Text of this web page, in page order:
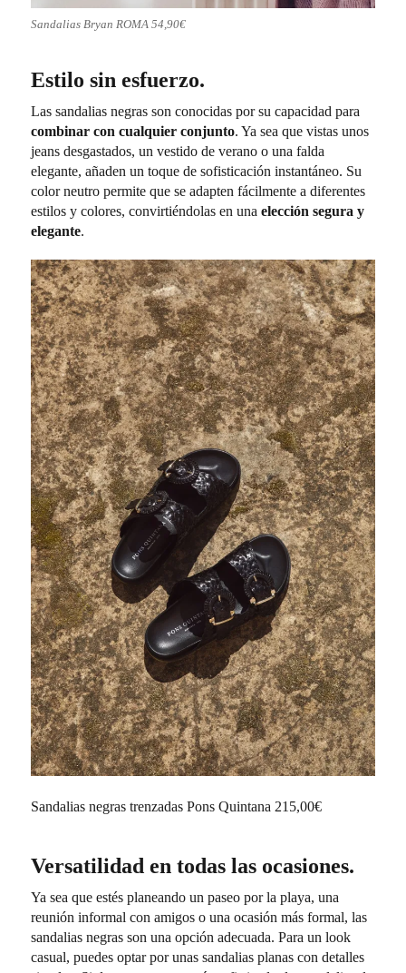
Sandalias Bryan ROMA 54,90€
Estilo sin esfuerzo.
Las sandalias negras son conocidas por su capacidad para
combinar con cualquier conjunto. Ya sea que vistas unos
jeans desgastados, un vestido de verano o una falda
elegante, añaden un toque de sofisticación instantáneo. Su
color neutro permite que se adapten fácilmente a diferentes
estilos y colores, convirtiéndolas en unaelección segura y
elegante.
Sandalias negras trenzadas Pons Quintana 215,00€
Versatilidad en todas las ocasiones.
Ya sea que estés planeando un paseo por la playa, una
reunión informal con amigos o una ocasión más formal, las
sandalias negras son una opción adecuada. Para un look
casual, puedes optar por unas sandalias planas con detalles